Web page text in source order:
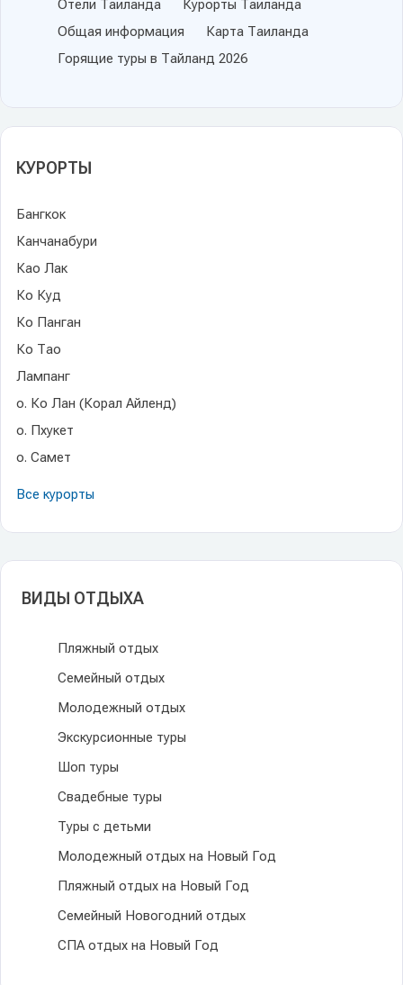
Отели Таиланда
Курорты Таиланда
Общая информация
Карта Таиланда
Горящие туры в Тайланд 2026
КУРОРТЫ
Бангкок
Канчанабури
Као Лак
Ко Куд
Ко Панган
Ко Тао
Лампанг
о. Ко Лан (Корал Айленд)
о. Пхукет
о. Самет
Все курорты
ВИДЫ ОТДЫХА
Пляжный отдых
Семейный отдых
Молодежный отдых
Экскурсионные туры
Шоп туры
Свадебные туры
Туры с детьми
Молодежный отдых на Новый Год
Пляжный отдых на Новый Год
Семейный Новогодний отдых
СПА отдых на Новый Год